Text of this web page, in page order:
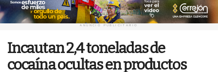
ANUNCIO PUBLICITARIO
Incautan 2,4 toneladas de
cocaína ocultas en productos